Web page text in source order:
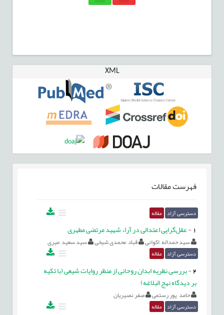
XML
فهرست مقالات
دسترسی آزاد مقاله
-عقل‌گرایی اعتدالی در آراء شهید مرتضی مطهری
سید حمداله اکوانی قباد محمدی شیخی سید سعید میری
دسترسی آزاد مقاله
2
-بررسی نظریه ابدان روحانی از منظر روایات شیعی (با تکیه
بر دیدگاه نهج البلاغه)
حامد پور رستمی صفر نصیریان
دسترسی آزاد مقاله